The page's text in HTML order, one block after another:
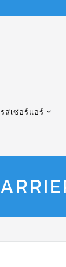
สเซอร์แอร์